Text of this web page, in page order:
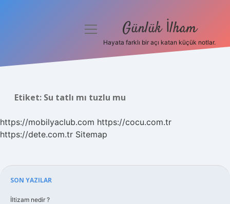
Hakkımızda
menüyü
Günlük İlham
Hayata farklı bir açı katan küçük notlar.
Etiket: Su tatlı mı tuzlu mu
https://mobilyaclub.com https://cocu.com.tr
https://dete.com.tr Sitemap
Sidebar
SON YAZILAR
İltizam nedir ?